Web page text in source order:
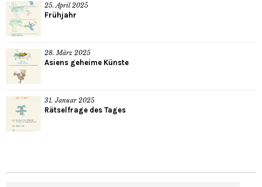
25. April 2025
Frühjahr
28. März 2025
Asiens geheime Künste
31. Januar 2025
Rätselfrage des Tages